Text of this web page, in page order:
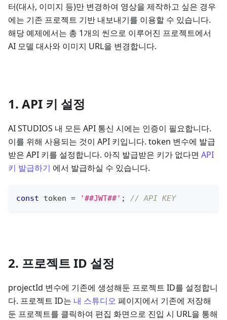
터(대사, 이미지 등)만 변경하여 영상을 제작하고 싶은 경우
에는 기존 프로젝트 기반 내보내기를 이용할 수 있습니다.
해당 예제에서는 총 1개의 씬으로 이루어진 프로젝트에서
AI 모델 대사와 이미지 URL을 변경합니다.
1. API 키 설정
AI STUDIOS 내 모든 API 통신 시에는 인증이 필요합니다.
이를 위해 사용되는 것이 API 키입니다. token 변수에 발급
받은 API 키를 설정합니다. 아직 발급받은 키가 없다면 API
키 발급하기 에서 발급하실 수 있습니다.
const token = '##JWT##' ; // API KEY
2. 프로젝트 ID 설정
projectId 변수에 기존에 생성해둔 프로젝트 ID를 설정합니
다. 프로젝트 ID는 내 스튜디오 페이지에서 기존에 저장해
둔 프로젝트를 클릭하여 편집 화면으로 진입 시 URL을 통해